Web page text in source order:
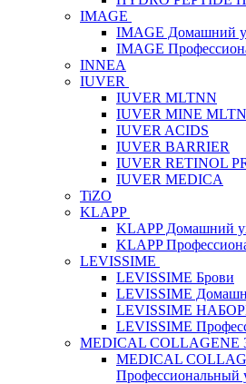
IMAGE
IMAGE Домашний
IMAGE
INNEA
IUVER
IUVER MLTNN
IUVER MINE
IUVER ACIDS
IUVER BARRIER
IUVER RETINOL
IUVER MEDICA
TiZO
KLAPP
KLAPP Домашний
KLAPP
LEVISSIME
LEVISSIME Брови
LEVISSIME
LEVISSIME
LEVISSIME
MEDICAL COLLAGENE
MEDICAL
Профессиональный